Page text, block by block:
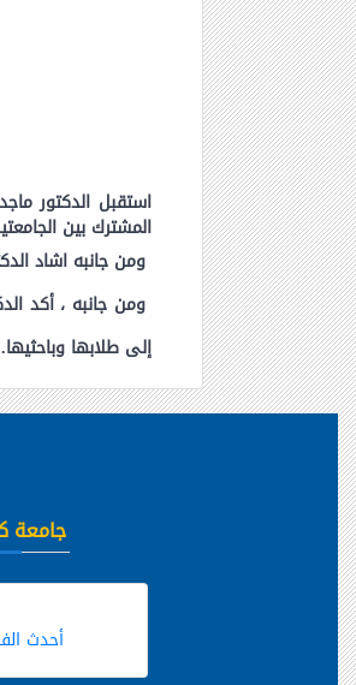
استقبل الدكتور
المشترك بين
ومن جانبه اشاد
ومن جانبه ، أكد
إلى طلابها وباحثيها.
جامعة
أحدث